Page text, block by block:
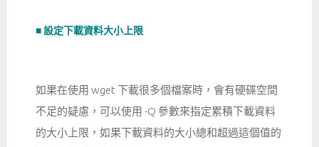
■ 設定下載資料大小上限
如果在使用 wget 下載很多個檔案時，會有硬碟空間
不足的疑慮，可以使用 -Q 參數來指定累積下載資料
的大小上限，如果下載資料的大小總和超過這個值的